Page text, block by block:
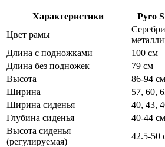
Характеристики
Pyro
Цвет рамы
Длина с подножками
100 см
Длина без подножек
79 см
Высота
86-94 см
Ширина
57, 60,
Ширина сиденья
40, 43,
Глубина сиденья
40-44 см
Высота сиденья
(регулируемая)
42.5-50